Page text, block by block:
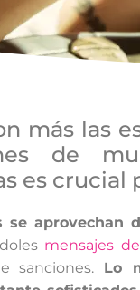
más las
de
es crucial
se aprovechan
mensajes
sanciones. Lo